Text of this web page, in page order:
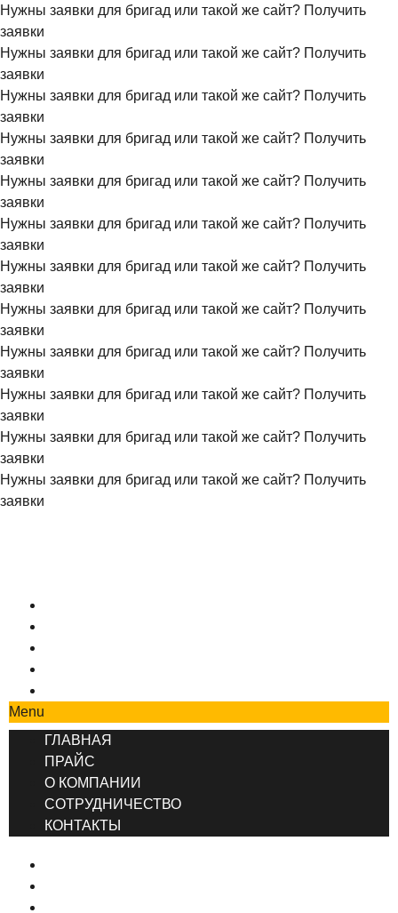
Нужны заявки для бригад или такой же сайт? Получить
заявки
Нужны заявки для бригад или такой же сайт? Получить
заявки
Нужны заявки для бригад или такой же сайт? Получить
заявки
Нужны заявки для бригад или такой же сайт? Получить
заявки
Нужны заявки для бригад или такой же сайт? Получить
заявки
Нужны заявки для бригад или такой же сайт? Получить
заявки
Нужны заявки для бригад или такой же сайт? Получить
заявки
Нужны заявки для бригад или такой же сайт? Получить
заявки
Нужны заявки для бригад или такой же сайт? Получить
заявки
Нужны заявки для бригад или такой же сайт? Получить
заявки
Нужны заявки для бригад или такой же сайт? Получить
заявки
Нужны заявки для бригад или такой же сайт? Получить
заявки
Menu
ГЛАВНАЯ
ПРАЙС
О КОМПАНИИ
СОТРУДНИЧЕСТВО
КОНТАКТЫ